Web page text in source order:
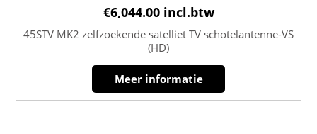
€6,044.00 incl.btw
45STV MK2 zelfzoekende satelliet TV schotelantenne-VS
(HD)
Meer informatie